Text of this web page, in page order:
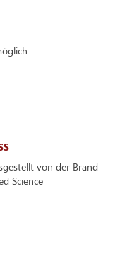
von der Brand
Science